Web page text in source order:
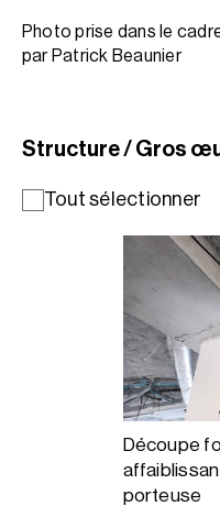
Photo prise dans le
par Patrick Beaunier
Structure / Gros
Tout sélectionner
Découpe
porteuse